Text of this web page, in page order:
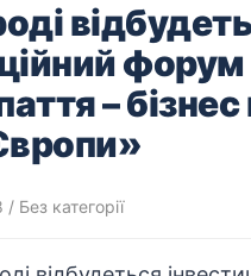
форум
– бізнес
/ Без категорії